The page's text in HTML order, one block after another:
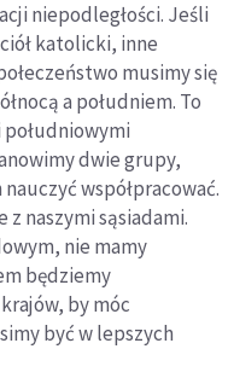
niepodległości. Jeśli
katolicki, inne
musimy się
a południem. To
dwie grupy,
współpracować.
naszymi sąsiadami.
nie mamy
będziemy
by móc
być w lepszych